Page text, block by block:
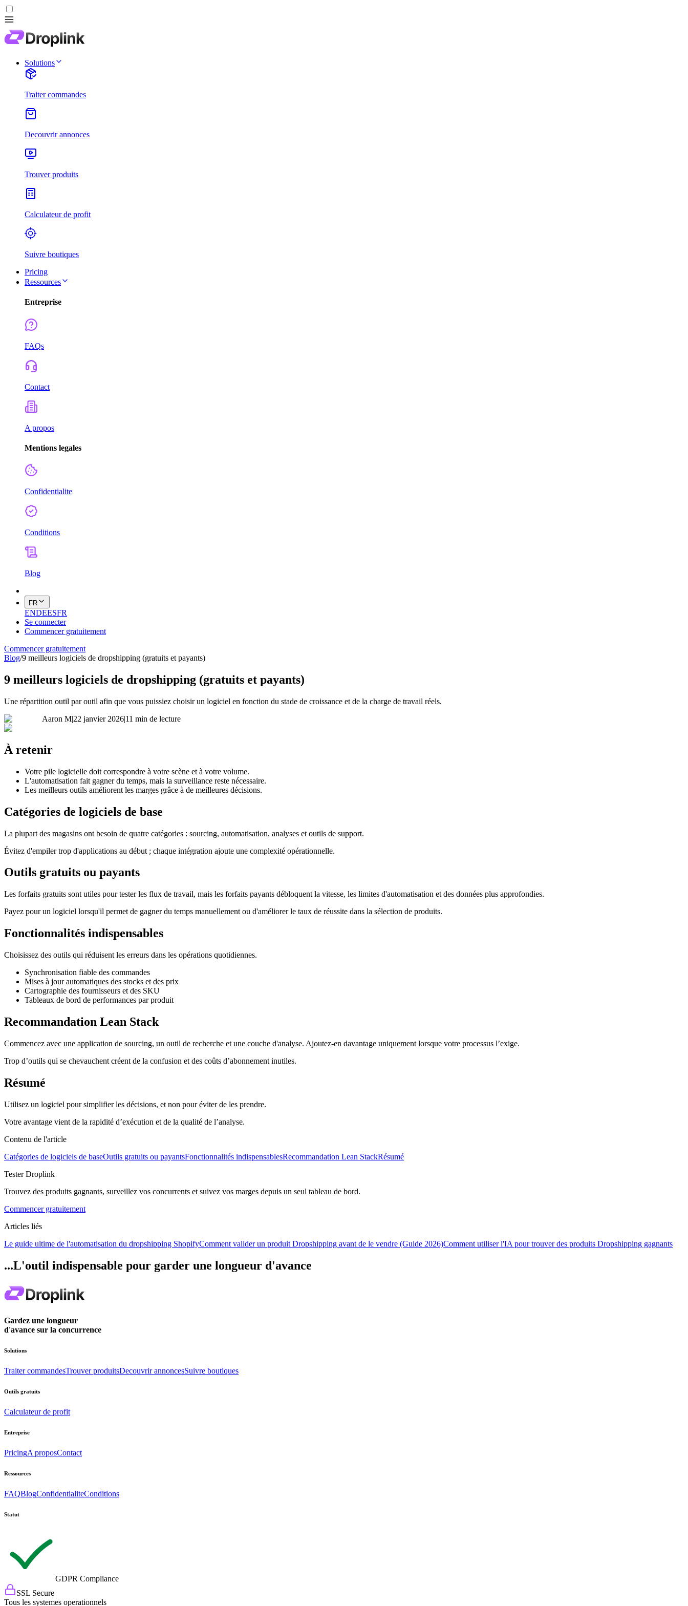
Solutions
Traiter commandes
Decouvrir annonces
Trouver produits
Calculateur de profit
Suivre boutiques
Pricing
Ressources
Entreprise
FAQs
Contact
A propos
Mentions legales
Confidentialite
Conditions
Blog
FR
ENDEESFR
Se connecter
Commencer gratuitement
Commencer gratuitement
Blog/9 meilleurs logiciels de dropshipping (gratuits et payants)
9 meilleurs logiciels de dropshipping (gratuits et payants)
Une répartition outil par outil afin que vous puissiez choisir un logiciel en fonction du stade de croissance et de la charge de travail réels.
Aaron M|22 janvier 2026|11 min de lecture
À retenir
Votre pile logicielle doit correspondre à votre scène et à votre volume.
L'automatisation fait gagner du temps, mais la surveillance reste nécessaire.
Les meilleurs outils améliorent les marges grâce à de meilleures décisions.
Catégories de logiciels de base
La plupart des magasins ont besoin de quatre catégories : sourcing, automatisation, analyses et outils de support.
Évitez d'empiler trop d'applications au début ; chaque intégration ajoute une complexité opérationnelle.
Outils gratuits ou payants
Les forfaits gratuits sont utiles pour tester les flux de travail, mais les forfaits payants débloquent la vitesse, les limites d'automatisation et des données plus approfondies.
Payez pour un logiciel lorsqu'il permet de gagner du temps manuellement ou d'améliorer le taux de réussite dans la sélection de produits.
Fonctionnalités indispensables
Choisissez des outils qui réduisent les erreurs dans les opérations quotidiennes.
Synchronisation fiable des commandes
Mises à jour automatiques des stocks et des prix
Cartographie des fournisseurs et des SKU
Tableaux de bord de performances par produit
Recommandation Lean Stack
Commencez avec une application de sourcing, un outil de recherche et une couche d'analyse. Ajoutez-en davantage uniquement lorsque votre processus l’exige.
Trop d’outils qui se chevauchent créent de la confusion et des coûts d’abonnement inutiles.
Résumé
Utilisez un logiciel pour simplifier les décisions, et non pour éviter de les prendre.
Votre avantage vient de la rapidité d’exécution et de la qualité de l’analyse.
Contenu de l'article
Catégories de logiciels de baseOutils gratuits ou payantsFonctionnalités indispensablesRecommandation Lean StackRésumé
Tester Droplink
Trouvez des produits gagnants, surveillez vos concurrents et suivez vos marges depuis un seul tableau de bord.
Commencer gratuitement
Articles liés
Le guide ultime de l'automatisation du dropshipping ShopifyComment valider un produit Dropshipping avant de le vendre (Guide 2026)Comment utiliser l'IA pour trouver des produits Dropshipping gagnants
...L'outil indispensable pour garder une longueur d'avance
Gardez une longueur
d'avance sur la concurrence
Solutions
Traiter commandesTrouver produitsDecouvrir annoncesSuivre boutiques
Outils gratuits
Calculateur de profit
Entreprise
PricingA proposContact
Ressources
FAQBlogConfidentialiteConditions
Statut
GDPR Compliance
SSL Secure
Tous les systemes operationnels